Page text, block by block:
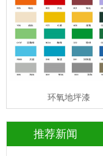
环氧地坪漆
环氧地坪
立即询问
推荐新闻